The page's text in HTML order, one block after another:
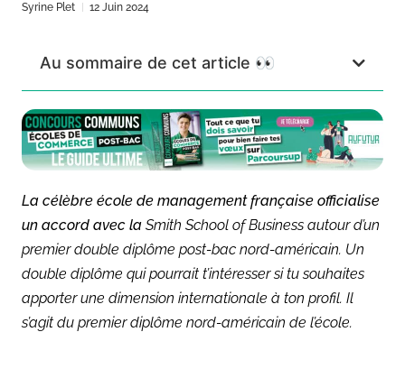
Syrine Plet 12 Juin 2024
Au sommaire de cet article 👀
La célèbre école de management française officialise
un accord avec la Smith School of Business autour d’un
premier double diplôme post-bac nord-américain. Un
double diplôme qui pourrait t’intéresser si tu souhaites
apporter une dimension internationale à ton profil. Il
s’agit du premier diplôme nord-américain de l’école.